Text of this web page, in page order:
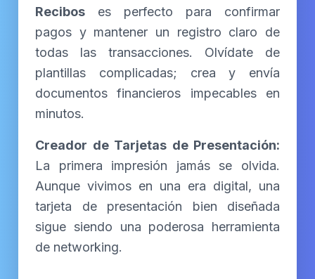
Recibos es perfecto para confirmar
pagos y mantener un registro claro de
todas las transacciones. Olvídate de
plantillas complicadas; crea y envía
documentos financieros impecables en
minutos.
Creador de Tarjetas de Presentación:
La primera impresión jamás se olvida.
Aunque vivimos en una era digital, una
tarjeta de presentación bien diseñada
sigue siendo una poderosa herramienta
de networking.